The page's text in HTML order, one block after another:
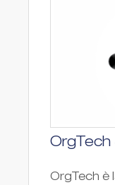
OrgTech
OrgTech è